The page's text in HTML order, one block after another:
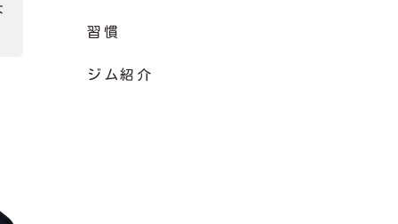
習慣
ジム紹介